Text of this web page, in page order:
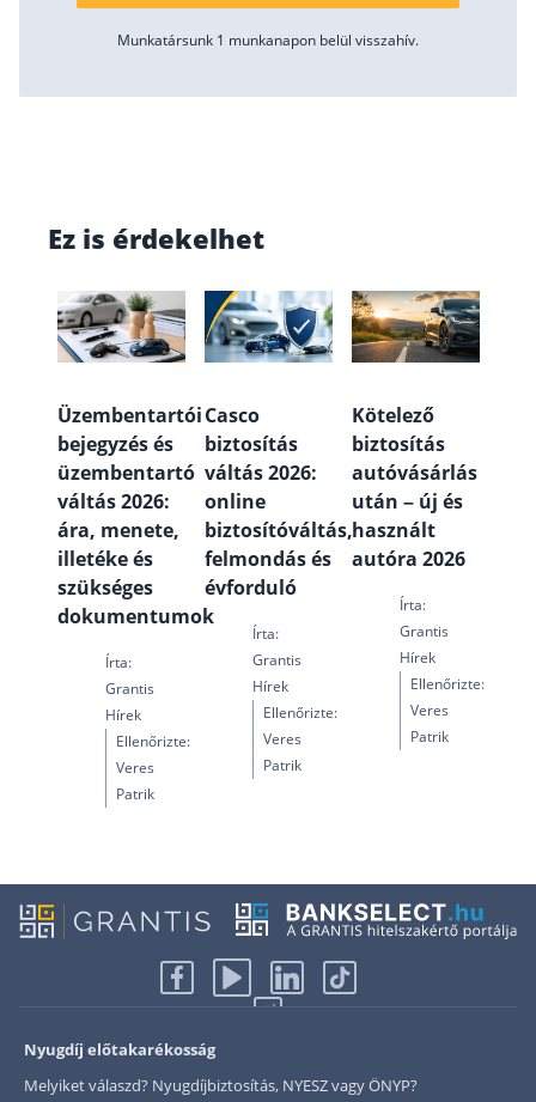
Munkatársunk 1 munkanapon belül visszahív.
Ez is érdekelhet
Üzembentartói
bejegyzés és
üzembentartó
váltás 2026:
ára, menete,
illetéke és
szükséges
dokumentumok
Írta:
Grantis
Hírek
Ellenőrizte:
Veres
Patrik
Casco
biztosítás
váltás 2026:
online
biztosítóváltás,
felmondás és
évforduló
Írta:
Grantis
Hírek
Ellenőrizte:
Veres
Patrik
Kötelező
biztosítás
autóvásárlás
után – új és
használt
autóra 2026
Írta:
Grantis
Hírek
Ellenőrizte:
Veres
Patrik
Nyugdíj előtakarékosság
Melyiket válaszd? Nyugdíjbiztosítás, NYESZ vagy ÖNYP?